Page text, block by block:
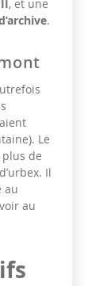
, et une
.
Le
plus de
Il
au
au